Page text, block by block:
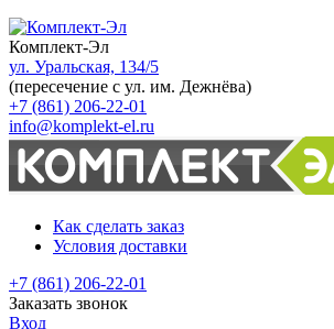
Комплект-Эл
ул. Уральская, 134/5
(пересечение с ул. им. Дежнёва)
+7 (861) 206-22-01
info@komplekt-el.ru
Как сделать заказ
Условия доставки
+7 (861) 206-22-01
Заказать звонок
Вход